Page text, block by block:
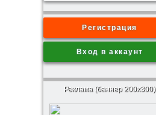
Регистрация
Вход в аккаунт
Реклама (баннер 200x300)